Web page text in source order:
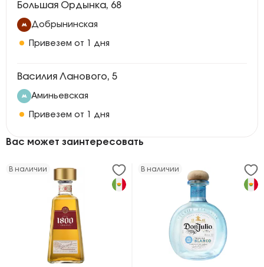
Большая Ордынка, 68
Добрынинская
Привезем от 1 дня
Василия Ланового, 5
Аминьевская
Привезем от 1 дня
Вас может заинтересовать
В наличии В наличии